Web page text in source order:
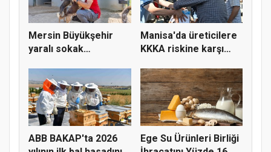
Mersin Büyükşehir
yaralı sokak
Manisa'da üreticilere
KKKA riskine karşı
ABB BAKAP'ta 2026
Ege Su Ürünleri Birliği